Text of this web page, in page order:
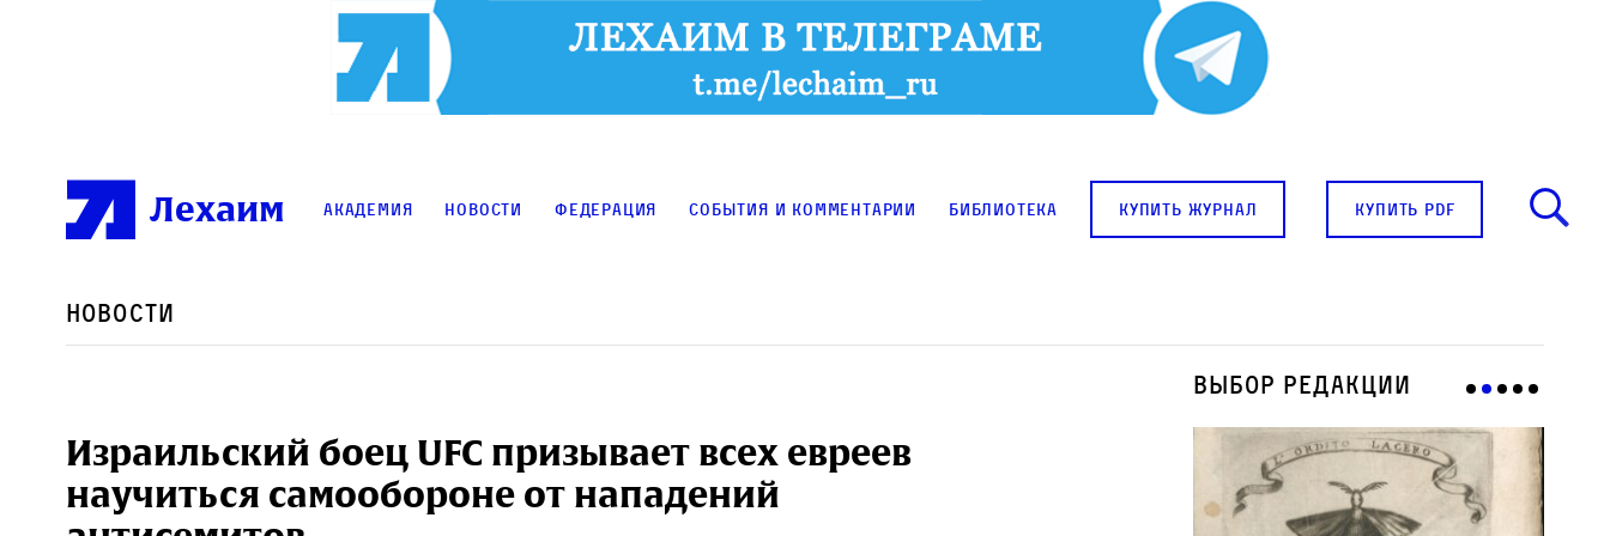
Лехаим Академия Новости Федерация События и комментарии Библиотека купить журнал купить pdf
Новости
Израильский боец UFC призывает всех евреев
научиться самообороне от нападений
Выбор редакции